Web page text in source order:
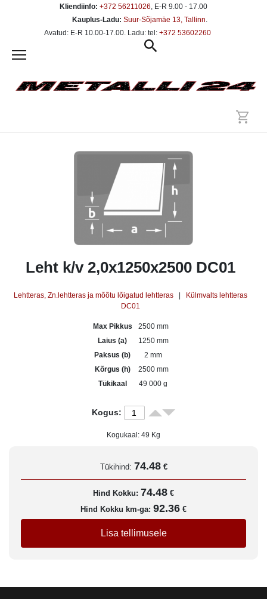
Kliendiinfo: +372 56211026, E-R 9.00 - 17.00
Kauplus-Ladu: Suur-Sõjamäe 13, Tallinn.
Avatud: E-R 10.00-17.00. Ladu: tel: +372 53602260
Leht k/v 2,0x1250x2500 DC01
Lehtteras, Zn.lehtteras ja mõõtu lõigatud lehtteras
Külmvalts lehtteras
DC01
Max Pikkus
2500 mm
Laius (a)
1250 mm
Paksus (b)
2 mm
Kõrgus (h)
2500 mm
Tükikaal
49 000 g
Kogus:
Kogukaal: 49 Kg
Tükihind: 74.48 €
Hind Kokku: 74.48 €
Hind Kokku km-ga: 92.36 €
Lisa tellimusele